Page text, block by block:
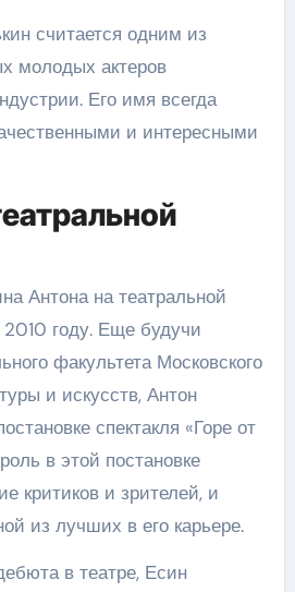
считается одним из
молодых актеров
Его имя всегда
и интересными
Антона на театральной
году. Еще будучи
факультета Московского
и искусств, Антон
спектакля «Горе от
в этой постановке
критиков и зрителей, и
из лучших в его карьере.
в театре, Есин